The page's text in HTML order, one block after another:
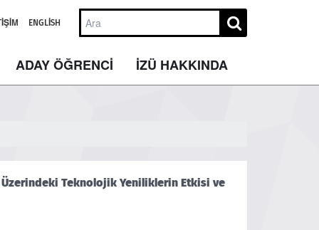
ENGLISH
ADAY ÖĞRENCİ İZÜ HAKKINDA
Teknolojik Yeniliklerin Etkisi ve